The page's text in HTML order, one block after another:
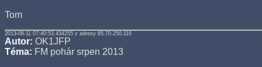
Tom
2013-08-11 07:40:53.434255 z adresy 85.70.250.116
Autor: OK1JFP
Téma: FM pohár srpen 2013